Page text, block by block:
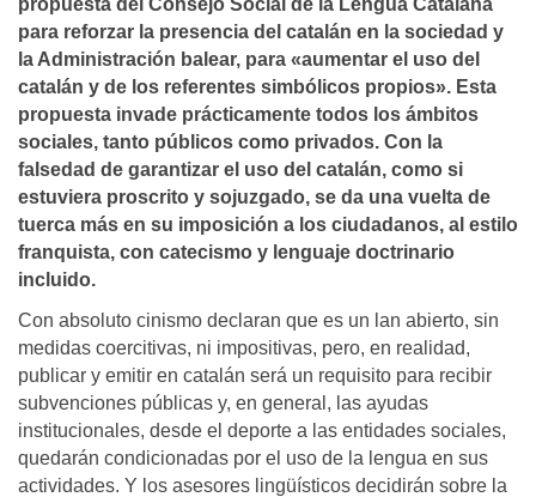
propuesta del Consejo Social de la Lengua Catalana
para reforzar la presencia del catalán en la sociedad y
la Administración balear, para «aumentar el uso del
catalán y de los referentes simbólicos propios». Esta
propuesta invade prácticamente todos los ámbitos
sociales, tanto públicos como privados. Con la
falsedad de garantizar el uso del catalán, como si
estuviera proscrito y sojuzgado, se da una vuelta de
tuerca más en su imposición a los ciudadanos, al estilo
franquista, con catecismo y lenguaje doctrinario
incluido.
Con absoluto cinismo declaran que es un lan abierto, sin
medidas coercitivas, ni impositivas, pero, en realidad,
publicar y emitir en catalán será un requisito para recibir
subvenciones públicas y, en general, las ayudas
institucionales, desde el deporte a las entidades sociales,
quedarán condicionadas por el uso de la lengua en sus
actividades. Y los asesores lingüísticos decidirán sobre la